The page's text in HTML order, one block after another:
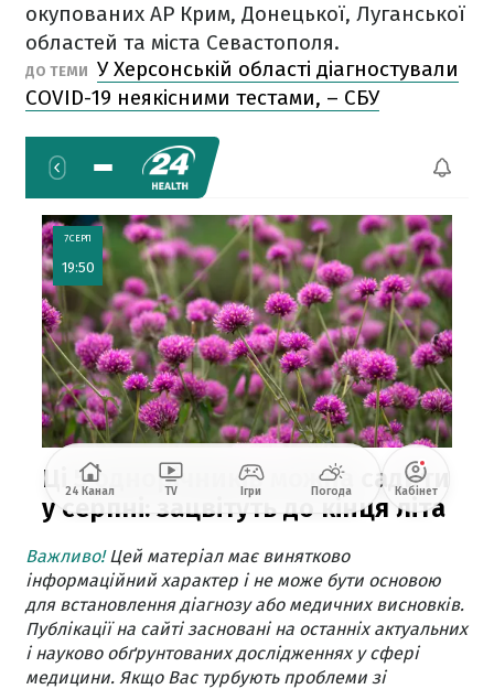
окупованих АР Крим, Донецької, Луганської
областей та міста Севастополя.
ДО ТЕМИ У Херсонській області діагностували
COVID-19 неякісними тестами, – СБУ
Важливо!Цей матеріал має винятково
інформаційний характер і не може бути основою
для встановлення діагнозу або медичних висновків.
Публікації на сайті засновані на останніх актуальних
і науково обґрунтованих дослідженнях у сфері
медицини. Якщо Вас турбують проблеми зі